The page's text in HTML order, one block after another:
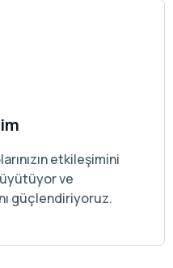
etkileşimini
ve
güçlendiriyoruz.